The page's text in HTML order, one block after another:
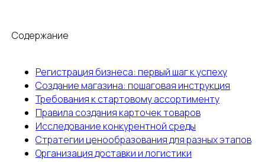
Содержание
Регистрация бизнеса: первый шаг к успеху
Создание магазина: пошаговая инструкция
Требования к стартовому ассортименту
Правила создания карточек товаров
Исследование конкурентной среды
Стратегии ценообразования для разных этапов
Организация доставки и логистики